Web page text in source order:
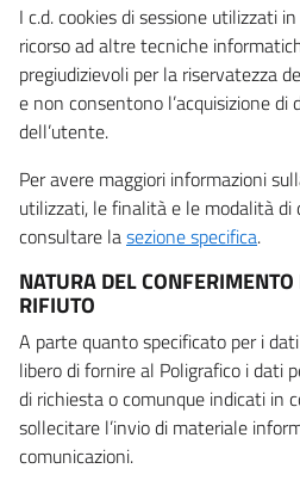
I c.d. cookies di sessione utilizzati
ricorso ad altre tecniche
pregiudizievoli per la riservatezza
e non consentono l’acquisizione
dell’utente.
Per avere maggiori informazioni
utilizzati, le finalità e le modalità di
consultare lasezione specifica.
NATURA DEL
RIFIUTO
A parte quanto specificato per i
libero di fornire al Poligrafico i dati
di richiesta o comunque indicati in
sollecitare l’invio di materiale
comunicazioni.